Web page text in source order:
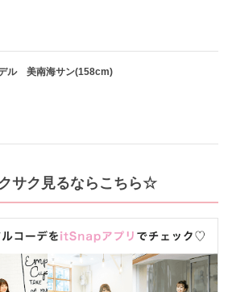
ル 美南海サン(158cm)
サク見るならこちら☆